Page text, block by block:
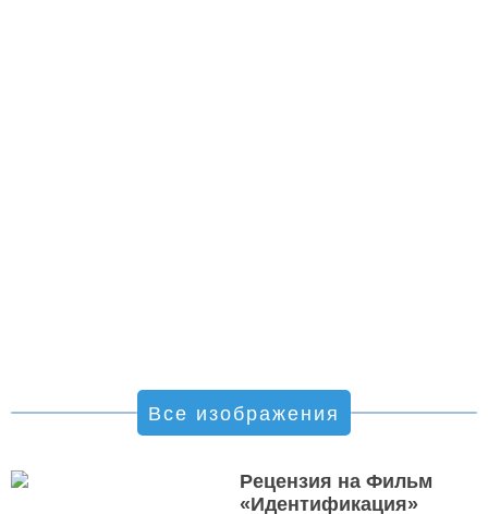
Все изображения
Рецензия на Фильм
«Идентификация»